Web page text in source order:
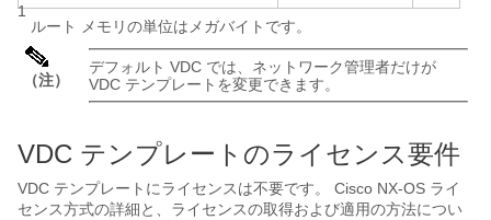
1
ルート メモリの単位はメガバイトです。
（注）
デフォルト VDC では、ネットワーク管理者だけが
VDC テンプレートを変更できます。
VDC テンプレートのライセンス要件
VDC テンプレートにライセンスは不要です。 Cisco NX-OS ライ
センス方式の詳細と、ライセンスの取得および適用の方法につい